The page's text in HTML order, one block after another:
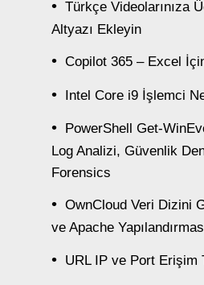
Türkçe Videolarınıza
Altyazı Ekleyin
Copilot 365 – Excel
Intel Core i9 İşlemci
PowerShell Get-
Log Analizi, Güvenlik
Forensics
OwnCloud Veri Dizini
ve Apache
URL IP ve Port Erişim